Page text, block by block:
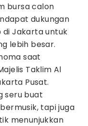
bursa calon
dukungan
di Jakarta untuk
lebih besar.
saat
Taklim Al
Pusat.
seru buat
tapi juga
menunjukkan